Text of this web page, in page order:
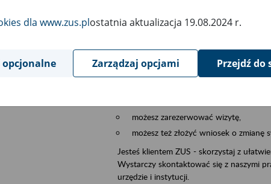
ubezpieczeń, wypełnisz i
ZUS,
możesz złożyć wniosek o wydanie
masz dostęp do zwolnień lekarskich
Jeśli jesteś świadczeniobiorcą
masz dostęp m.in. do formularza
do formularza PIT 40A, czyli
możesz zarezerwować wizytę,
możesz też złożyć wniosek o zmianę
Jesteś klientem ZUS - skorzystaj z
Wystarczy skontaktować się z naszymi
urzędzie i instytucji.
dla www.zus.plostatnia aktualizacja 19.08.2024 r.
opcjonalne Zarządzaj opcjami Przejdź do